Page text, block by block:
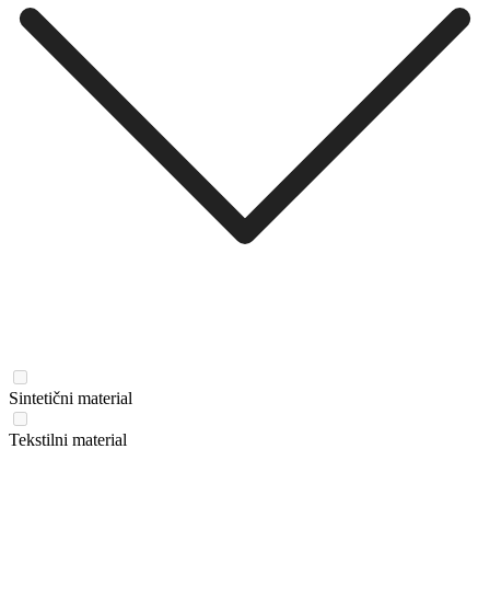
Sintetični material
Tekstilni material